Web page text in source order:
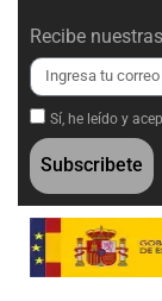
Recibe
Sí, he leído y
Subscribete